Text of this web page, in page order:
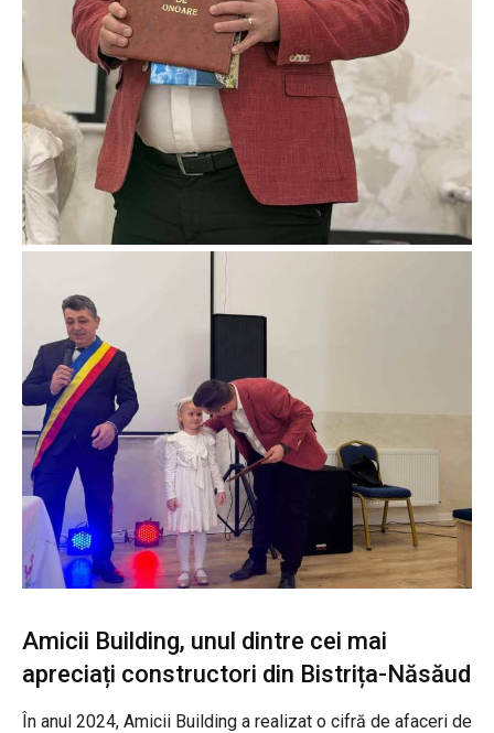
Amicii Building, unul dintre cei mai
apreciați constructori din Bistrița-Năsăud
În anul 2024, Amicii Building a realizat o cifră de afaceri de